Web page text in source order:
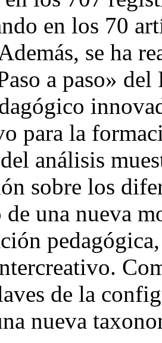
en los 70
se ha
a paso»
para la
análisis
sobre los
una nueva
de la
nueva